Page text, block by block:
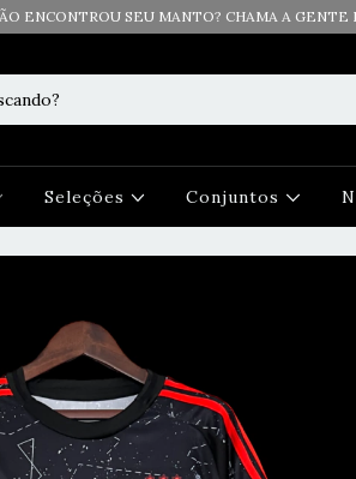
ENCONTROU SEU MANTO? CHAMA A GENTE
Seleções Conjuntos